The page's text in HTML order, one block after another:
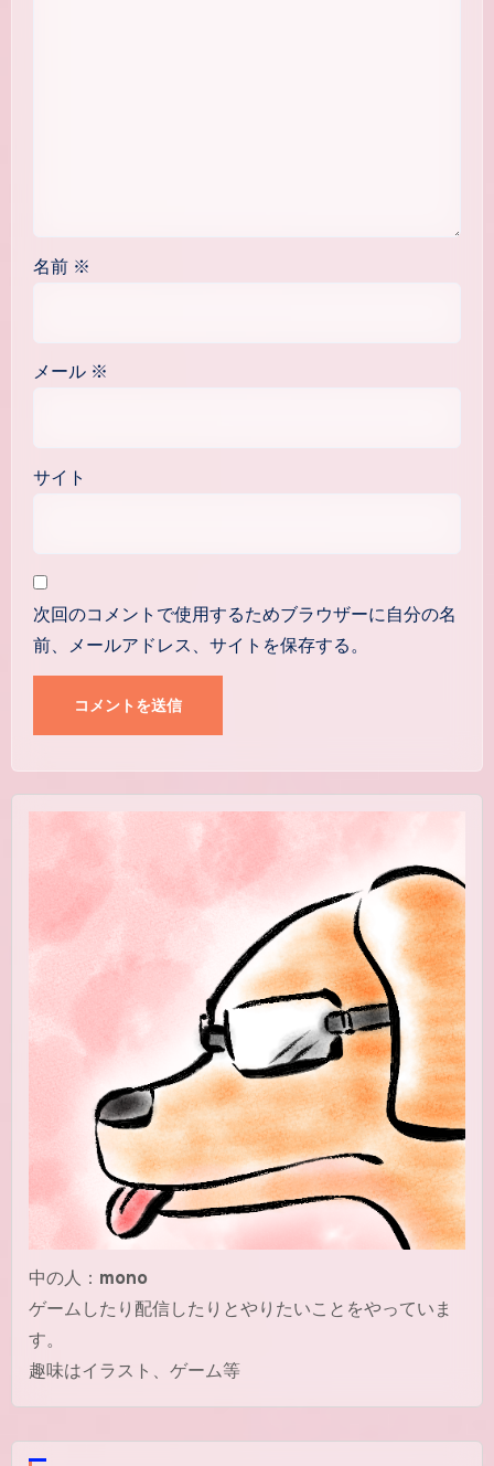
名前 ※
メール ※
サイト
次回のコメントで使用するためブラウザーに自分の名
前、メールアドレス、サイトを保存する。
中の人： mono
ゲームしたり配信したりとやりたいことをやっていま
す。
趣味はイラスト、ゲーム等